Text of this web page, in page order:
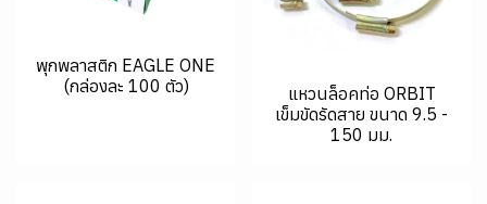
พุกพลาสติก EAGLE ONE
(กล่องละ 100 ตัว)
แหวนล็อคท่อ ORBIT
เข็มขัดรัดสาย ขนาด 9.5 -
150 มม.